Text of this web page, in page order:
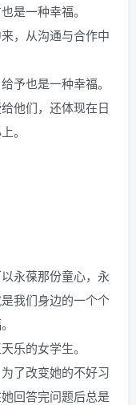
是一种幸福。
，从沟通与合作中
也是一种幸福。
他们，还体现在日
。
永葆那份童心，永
我们身边的一个个
的女学生。
了改变她的不好习
回答完问题后总是